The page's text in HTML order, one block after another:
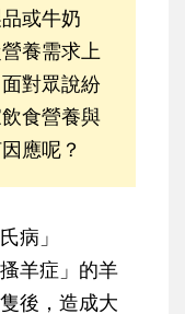
或牛奶
養需求上
對眾說紛
食營養與
應呢？
病」
羊症」的羊
後，造成大